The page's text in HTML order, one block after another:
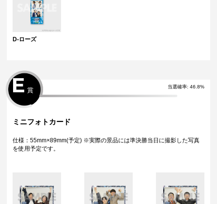
D-ローズ
当選確率: 46.8%
E 賞
ミニフォトカード
仕様：55mm×89mm(予定) ※実際の景品には準決勝当日に撮影した写真
を使用予定です。